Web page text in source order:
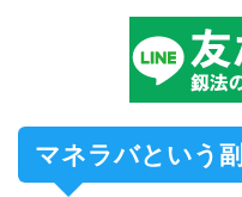
マネラバという